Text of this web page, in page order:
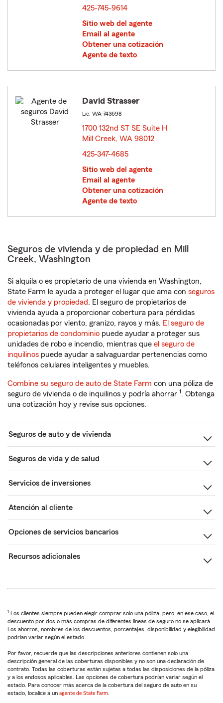
425-745-9614
Sitio web del agente
Email al agente
Obtener una cotización
Agente de texto
David Strasser
Lic: WA-743698
1700 132nd ST SE Suite H
Mill Creek, WA 98012
425-347-4685
Sitio web del agente
Email al agente
Obtener una cotización
Agente de texto
Seguros de vivienda y de propiedad en Mill
Creek, Washington
Si alquila o es propietario de una vivienda en Washington,
State Farm le ayuda a proteger el lugar que ama con seguros
de vivienda y propiedad. El seguro de propietarios de
vivienda ayuda a proporcionar cobertura para pérdidas
ocasionadas por viento, granizo, rayos y más. El seguro de
propietarios de condominio puede ayudar a proteger sus
unidades de robo e incendio, mientras que el seguro de
inquilinos puede ayudar a salvaguardar pertenencias como
teléfonos celulares inteligentes y muebles.
Combine su seguro de auto de State Farm con una póliza de
seguro de vivienda o de inquilinos y podría ahorrar 1. Obtenga
una cotización hoy y revise sus opciones.
Seguros de auto y de vivienda
Seguros de vida y de salud
Servicios de inversiones
Atención al cliente
Opciones de servicios bancarios
Recursos adicionales
1 Los clientes siempre pueden elegir comprar solo una póliza, pero, en ese caso, el
descuento por dos o más compras de diferentes líneas de seguro no se aplicará.
Los ahorros, nombres de los descuentos, porcentajes, disponibilidad y elegibilidad
podrían variar según el estado.
Por favor, recuerde que las descripciones anteriores contienen solo una
descripción general de las coberturas disponibles y no son una declaración de
contrato. Todas las coberturas están sujetas a todas las disposiciones de la póliza
y a los endosos aplicables. Las opciones de cobertura podrían variar según el
estado. Para conocer más acerca de la cobertura del seguro de auto en su
estado, localice a un agente de State Farm